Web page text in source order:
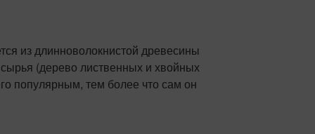
из длинноволокнистой древесины
(дерево лиственных и хвойных
популярным, тем более что сам он